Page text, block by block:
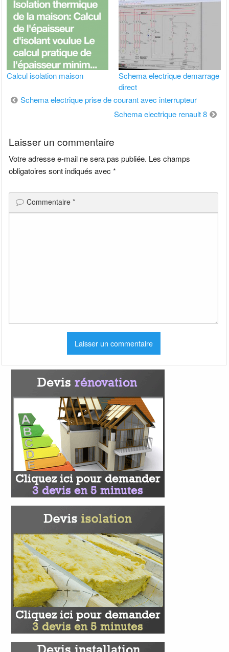
Calcul isolation maison
Schema electrique demarrage
direct
Navigation
Schema electrique prise de courant avec interrupteur
Schema electrique renault 8
Laisser un commentaire
Votre adresse e-mail ne sera pas publiée. Les champs
obligatoires sont indiqués avec*
Commentaire*